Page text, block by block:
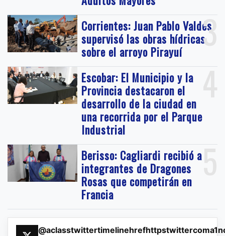
3
Corrientes: Juan Pablo Valdés
supervisó las obras hídricas
sobre el arroyo Pirayuí
4
Escobar: El Municipio y la
Provincia destacaron el
desarrollo de la ciudad en
una recorrida por el Parque
Industrial
5
Berisso: Cagliardi recibió a
integrantes de Dragones
Rosas que competirán en
Francia